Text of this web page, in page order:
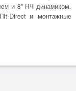
и 8” НЧ динамиком.
Direct и монтажные